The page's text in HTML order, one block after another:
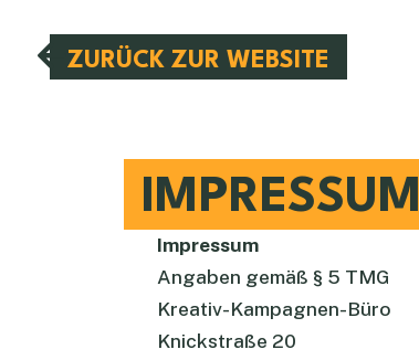
ZURÜCK ZUR WEBSITE
IMPRESSUM
Impressum
Angaben gemäß § 5 TMG
Kreativ-Kampagnen-Büro
Knickstraße 20